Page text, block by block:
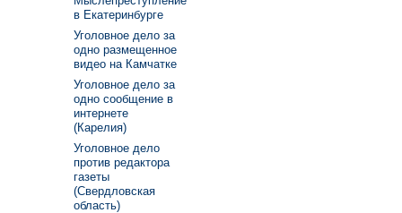
в Екатеринбурге
Уголовное дело за
одно размещенное
видео на Камчатке
Уголовное дело за
одно сообщение в
интернете
(Карелия)
Уголовное дело
против редактора
газеты
(Свердловская
область)